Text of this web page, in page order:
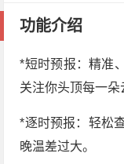
功能介绍
*短时预报：精准
关注你头顶每一朵
*逐时预报：轻松
晚温差过大。